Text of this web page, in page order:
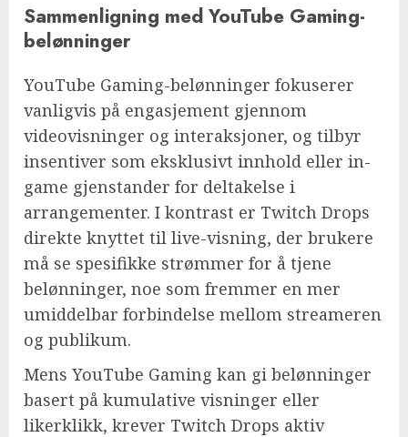
Sammenligning med YouTube Gaming-
belønninger
YouTube Gaming-belønninger fokuserer
vanligvis på engasjement gjennom
videovisninger og interaksjoner, og tilbyr
insentiver som eksklusivt innhold eller in-
game gjenstander for deltakelse i
arrangementer. I kontrast er Twitch Drops
direkte knyttet til live-visning, der brukere
må se spesifikke strømmer for å tjene
belønninger, noe som fremmer en mer
umiddelbar forbindelse mellom streameren
og publikum.
Mens YouTube Gaming kan gi belønninger
basert på kumulative visninger eller
likerklikk, krever Twitch Drops aktiv